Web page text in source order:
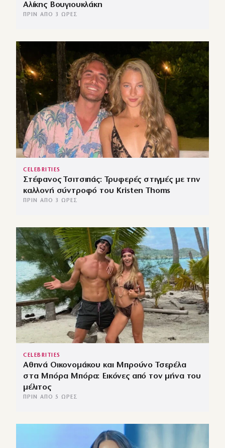
Αλίκης Βουγιουκλάκη
ΠΡΙΝ ΑΠΌ 3 ΏΡΕΣ
CELEBRITIES
Στέφανος Τσιτσιπάς: Τρυφερές στιγμές με την
καλλονή σύντροφό του Kristen Thoms
ΠΡΙΝ ΑΠΌ 3 ΏΡΕΣ
CELEBRITIES
Αθηνά Οικονομάκου και Μπρούνο Τσερέλα
στα Μπόρα Μπόρα: Εικόνες από τον μήνα του
μέλιτος
ΠΡΙΝ ΑΠΌ 5 ΏΡΕΣ